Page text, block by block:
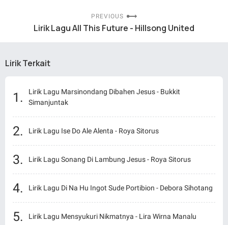
PREVIOUS
Lirik Lagu All This Future - Hillsong United
Lirik Terkait
Lirik Lagu Marsinondang Dibahen Jesus - Bukkit
Simanjuntak
Lirik Lagu Ise Do Ale Alenta - Roya Sitorus
Lirik Lagu Sonang Di Lambung Jesus - Roya Sitorus
Lirik Lagu Di Na Hu Ingot Sude Portibion - Debora Sihotang
Lirik Lagu Mensyukuri Nikmatnya - Lira Wirna Manalu